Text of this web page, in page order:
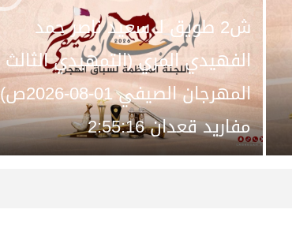
ش2 طويق لـ سعيد ناصر حمد
الفهيدي المري (التمهيدي الثالث
المهرجان الصيفي 01-08-2026ص)
مفاريد قعدان 2:55:16